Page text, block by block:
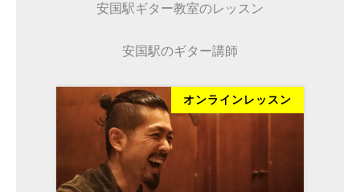
安国駅ギター教室のレッスン
安国駅のギター講師
オンラインレッスン